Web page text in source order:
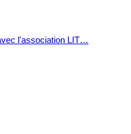
l'association LIT…